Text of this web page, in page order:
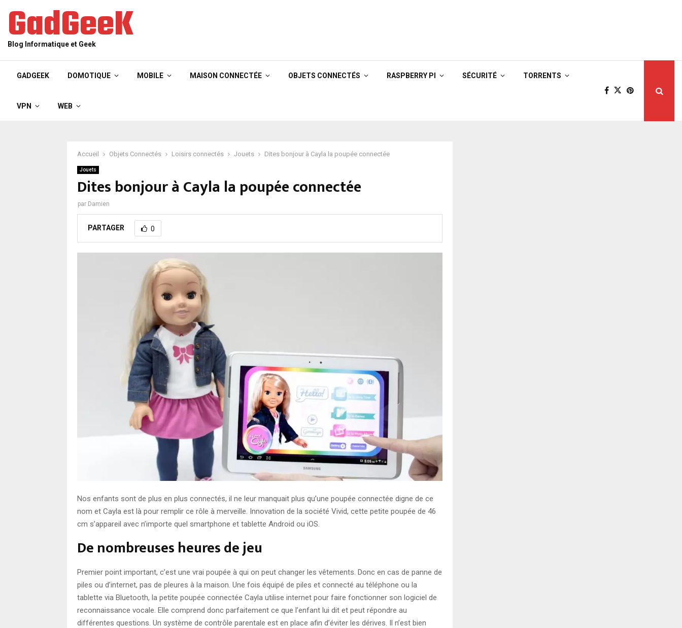
GadGeeK
Blog Informatique et Geek
GADGEEK DOMOTIQUE MOBILE MAISON CONNECTÉE OBJETS CONNECTÉS RASPBERRY PI SÉCURITÉ TORRENTS
VPN WEB
Accueil Objets Connectés Loisirs connectés Jouets Dites bonjour à Cayla la poupée connectée
Jouets
Dites bonjour à Cayla la poupée connectée
par Damien
PARTAGER 0
Nos enfants sont de plus en plus connectés, il ne leur manquait plus qu’une poupée connectée digne de ce
nom et Cayla est là pour remplir ce rôle à merveille. Innovation de la société Vivid, cette petite poupée de 46
cm s’appareil avec n’importe quel smartphone et tablette Android ou iOS.
De nombreuses heures de jeu
Premier point important, c’est une vrai poupée à qui on peut changer les vêtements. Donc en cas de panne de
piles ou d’internet, pas de pleures à la maison. Une fois équipé de piles et connecté au téléphone ou la
tablette via Bluetooth, la petite poupée connectée Cayla utilise internet pour faire fonctionner son logiciel de
reconnaissance vocale. Elle comprend donc parfaitement ce que l’enfant lui dit et peut répondre au
différentes questions. Un système de contrôle parentale est en place afin d’éviter les dérives. Il n’est bien